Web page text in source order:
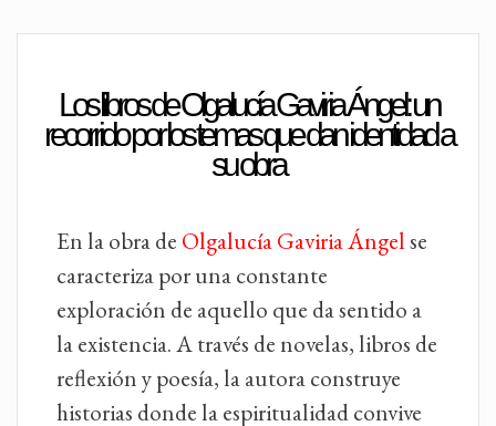
Los libros de Olgalucía Gaviria Ángel: un
recorrido por los temas que dan identidad a
su obra
En la obra de Olgalucía Gaviria Ángelse
caracteriza por una constante
exploración de aquello que da sentido a
la existencia. A través de novelas, libros de
reflexión y poesía, la autora construye
historias donde la espiritualidad convive